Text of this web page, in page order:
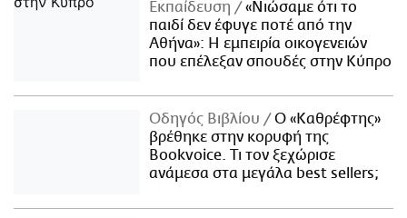
Εκπαίδευση
«Νιώσαμε ότι το
παιδί δεν έφυγε ποτέ από την
Αθήνα»: Η εμπειρία οικογενειών
που επέλεξαν σπουδές στην Κύπρο
Οδηγός Βιβλίου
Ο «Καθρέφτης»
βρέθηκε στην κορυφή της
Bookvoice. Τι τον ξεχώρισε
ανάμεσα στα μεγάλα best sellers;